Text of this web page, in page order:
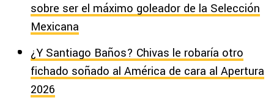
sobre ser el máximo goleador de la Selección
Mexicana
¿Y Santiago Baños? Chivas le robaría otro
fichado soñado al América de cara al Apertura
2026